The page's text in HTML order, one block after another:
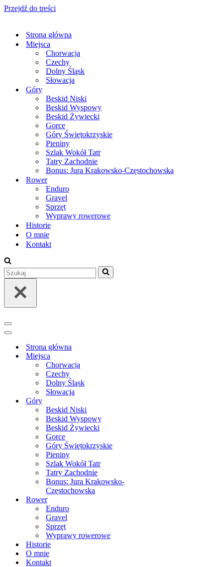
Przejdź do treści
Strona główna
Miejsca
Chorwacja
Czechy
Dolny Śląsk
Słowacja
Góry
Beskid Niski
Beskid Wyspowy
Beskid Żywiecki
Gorce
Góry Świętokrzyskie
Pieniny
Szlak Wokół Tatr
Tatry Zachodnie
Bonus: Jura Krakowsko-Częstochowska
Rower
Enduro
Gravel
Sprzęt
Wyprawy rowerowe
Historie
O mnie
Kontakt
Szukaj...
Menu
nawigacji
Menu
nawigacjiStrona główna
Miejsca
Chorwacja
Czechy
Dolny Śląsk
Słowacja
Góry
Beskid Niski
Beskid Wyspowy
Beskid Żywiecki
Gorce
Góry Świętokrzyskie
Pieniny
Szlak Wokół Tatr
Tatry Zachodnie
Bonus: Jura Krakowsko-
Częstochowska
Rower
Enduro
Gravel
Sprzęt
Wyprawy rowerowe
Historie
O mnie
Kontakt